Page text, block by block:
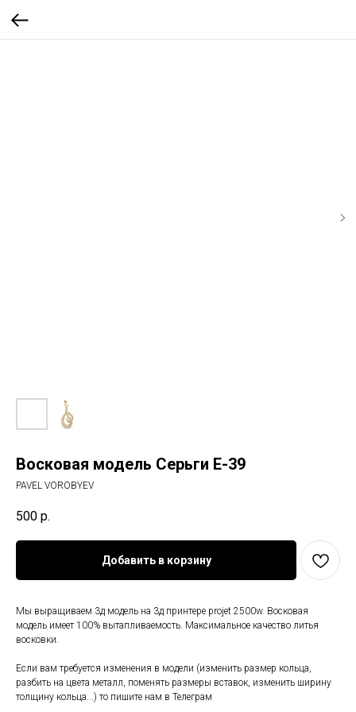
Восковая модель Серьги E-39
PAVEL VOROBYEV
500 р.
Добавить в корзину
Мы выращиваем 3д модель на 3д принтере projet 2500w. Восковая
модель имеет 100% вытапливаемость. Максимальное качество литья
восковки.
Если вам требуется изменения в модели (изменить размер кольца,
разбить на цвета металл, поменять размеры вставок, изменить ширину
толщину кольца...) то пишите нам в Телеграм